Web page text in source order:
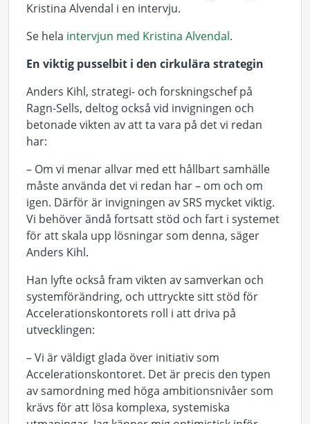
Kristina Alvendal i en intervju.
Se hela intervjun med Kristina Alvendal.
En viktig pusselbit i den cirkulära strategin
Anders Kihl, strategi- och forskningschef på
Ragn-Sells, deltog också vid invigningen och
betonade vikten av att ta vara på det vi redan
har:
– Om vi menar allvar med ett hållbart samhälle
måste använda det vi redan har – om och om
igen. Därför är invigningen av SRS mycket viktig.
Vi behöver ändå fortsatt stöd och fart i systemet
för att skala upp lösningar som denna, säger
Anders Kihl.
Han lyfte också fram vikten av samverkan och
systemförändring, och uttryckte sitt stöd för
Accelerationskontorets roll i att driva på
utvecklingen:
– Vi är väldigt glada över initiativ som
Accelerationskontoret. Det är precis den typen
av samordning med höga ambitionsnivåer som
krävs för att lösa komplexa, systemiska